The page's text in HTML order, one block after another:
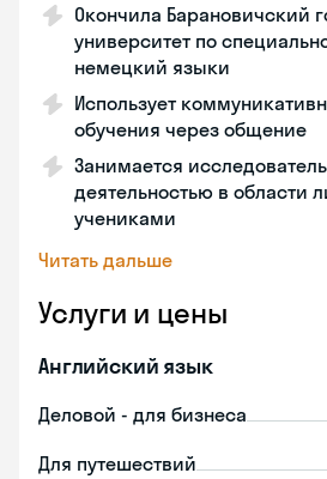
Окончила Барановичский
университет по
немецкий языки
Использует
обучения через общение
Занимается
деятельностью в области
учениками
Читать дальше
Услуги и цены
Английский язык
Деловой - для бизнеса
Для путешествий